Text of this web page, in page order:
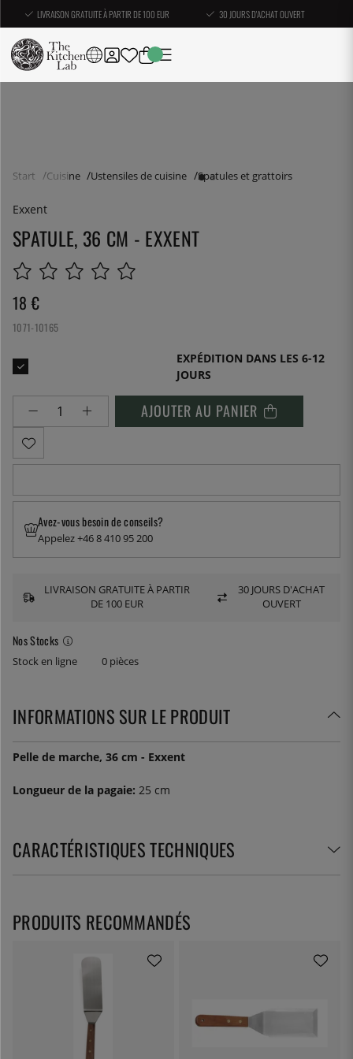
LIVRAISON GRATUITE À PARTIR DE 100 EUR 30 JOURS D'ACHAT OUVERT
Start Cuisine Ustensiles de cuisine Spatules et grattoirs
Exxent
SPATULE, 36 CM - EXXENT
18 €
1071-10165
EXPÉDITION DANS LES 6-12
JOURS
AJOUTER AU PANIER
Nos Stocks
Stock en ligne 0 pièces
Avez-vous besoin de conseils?
Appelez +46 8 410 95 200
LIVRAISON GRATUITE À PARTIR
DE 100 EUR
30 JOURS D'ACHAT
OUVERT
INFORMATIONS SUR LE PRODUIT
Pelle de marche, 36 cm - Exxent
Longueur de la pagaie: 25 cm
CARACTÉRISTIQUES TECHNIQUES
PRODUITS RECOMMANDÉS